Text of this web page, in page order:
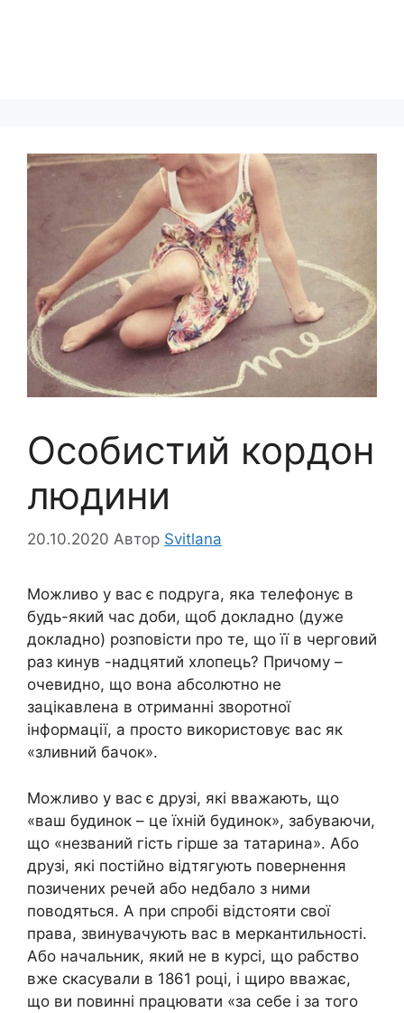
Особистий кордон
людини
20.10.2020 Автор Svitlana
Можливо у вас є подруга, яка телефонує в
будь-який час доби, щоб докладно (дуже
докладно) розповісти про те, що її в черговий
раз кинув -надцятий хлопець? Причому –
очевидно, що вона абсолютно не
зацікавлена ​​в отриманні зворотної
інформації, а просто використовує вас як
«зливний бачок».
Можливо у вас є друзі, які вважають, що
«ваш будинок – це їхній будинок», забуваючи,
що «незваний гість гірше за татарина». Або
друзі, які постійно відтягують повернення
позичених речей або недбало з ними
поводяться. А при спробі відстояти свої
права, звинувачують вас в меркантильності.
Або начальник, який не в курсі, що рабство
вже скасували в 1861 році, і щиро вважає,
що ви повинні працювати «за себе і за того